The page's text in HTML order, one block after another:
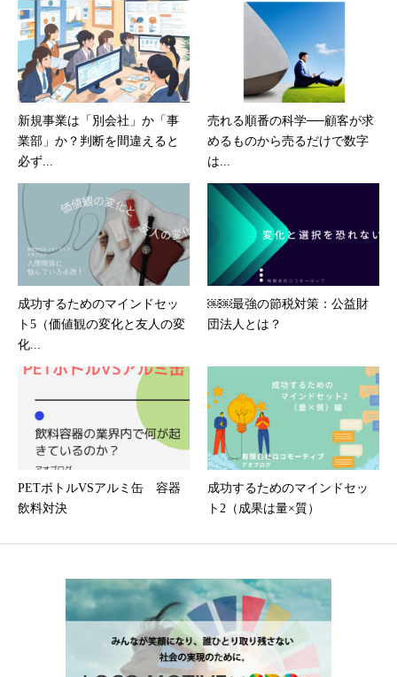
新規事業は「別会社」か「事
業部」か？判断を間違えると
必ず...
売れる順番の科学──顧客が求
めるものから売るだけで数字
は...
成功するためのマインドセッ
ト5（価値観の変化と友人の変
化...
￼￼最強の節税対策：公益財
団法人とは？
PETボトルVSアルミ缶 容器
飲料対決
成功するためのマインドセッ
ト2（成果は量×質）